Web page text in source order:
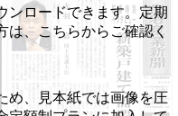
ンロードできます。定期
は、こちらからご確認く
め、見本紙では画像を圧